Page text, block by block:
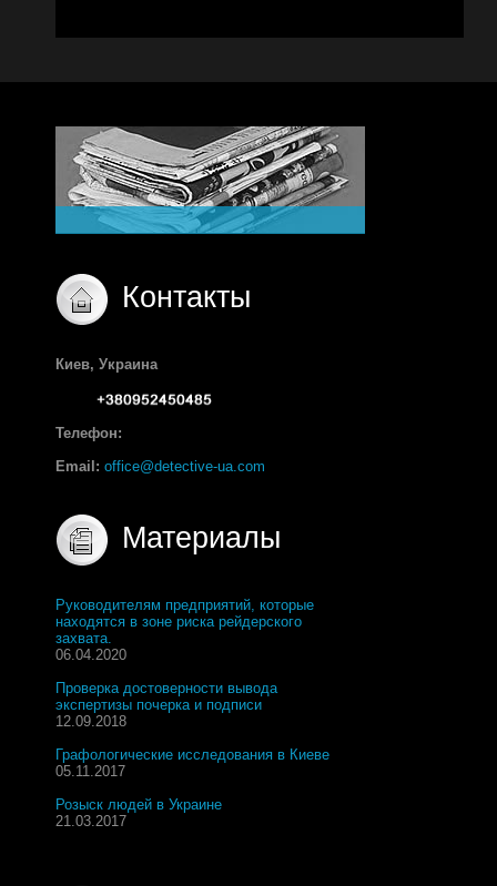
Контакты
Киев, Украина
Телефон:
Email: office@detective-ua.com
Материалы
Руководителям предприятий, которые
находятся в зоне риска рейдерского
захвата.
06.04.2020
Проверка достоверности вывода
экспертизы почерка и подписи
12.09.2018
Графологические исследования в Киеве
05.11.2017
Розыск людей в Украине
21.03.2017